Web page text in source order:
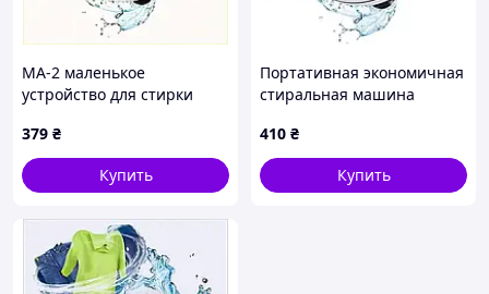
МА-2 маленькое
устройство для стирки
43K7179MK3
379 ₴
Купить
Портативная экономичная
стиральная машина
410 ₴
Купить